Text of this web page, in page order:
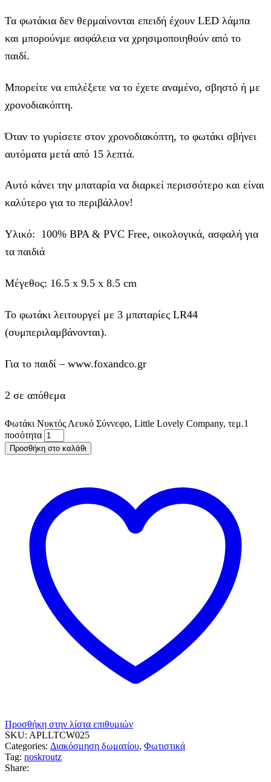
Τα φωτάκια δεν θερμαίνονται επειδή έχουν LED λάμπα
και μπορούνμε ασφάλεια να χρησιμοποιηθούν από το
παιδί.
Μπορείτε να επιλέξετε να το έχετε αναμένο, σβηστό ή με
χρονοδιακόπτη.
Όταν το γυρίσετε στον χρονοδιακόπτη, το φωτάκι σβήνει
αυτόματα μετά από 15 λεπτά.
Αυτό κάνει την μπαταρία να διαρκεί περισσότερο και είναι
καλύτερο για το περιβάλλον!
Υλικό: 100% BPA & PVC Free, οικολογικά, ασφαλή για
τα παιδιά
Μέγεθος: 16.5 x 9.5 x 8.5 cm
Το φωτάκι λειτουργεί με 3 μπαταρίες LR44
(συμπεριλαμβάνονται).
Για το παιδί – www.foxandco.gr
2 σε απόθεμα
Φωτάκι Νυκτός Λευκό Σύννεφο, Little Lovely Company, τεμ.1
ποσότητα
Προσθήκη στο καλάθι
Προσθήκη στην λίστα επιθυμιών
SKU: APLLTCW025
Categories: Διακόσμηση δωματίου, Φωτιστικά
Tag: noskroutz
Share: